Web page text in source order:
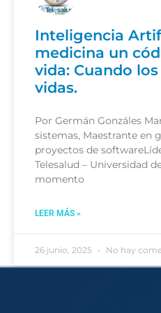
Inteligencia
medicina un
vida: Cuando
vidas.
Por Germán Gonzáles
sistemas, Maestrante en
proyectos de
Telesalud – Universidad
momento
LEER MÁS »
26 junio, 2025 No hay